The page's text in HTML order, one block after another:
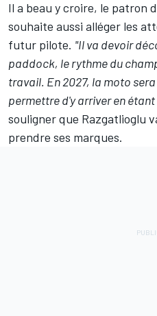
Il a beau y croire, le patron
souhaite aussi alléger les
futur pilote. "Il va devoir
paddock, le rythme du
travail. En 2027, la moto
permettre d'y arriver en étant
souligner que Razgatlioglu
prendre ses marques.